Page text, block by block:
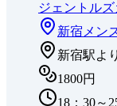
ジェントルズ
新宿 メン
新宿駅よ
1800円
18：30～